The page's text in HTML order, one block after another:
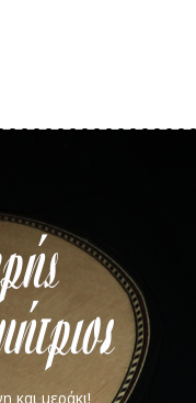
και μεράκι!